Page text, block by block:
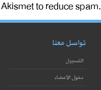
to reduce spam.
تواصل معنا
التسجيل
دخول الأعضاء